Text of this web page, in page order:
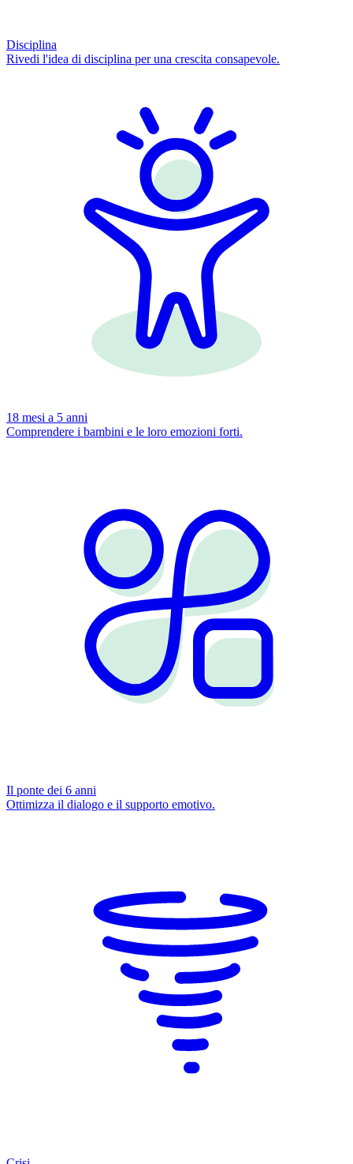
Disciplina
Rivedi l'idea di disciplina per una crescita consapevole.
18 mesi a 5 anni
Comprendere i bambini e le loro emozioni forti.
Il ponte dei 6 anni
Ottimizza il dialogo e il supporto emotivo.